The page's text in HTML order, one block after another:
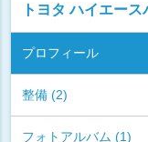
トヨタ ハイエース
プロフィール
整備 (2)
フォトアルバム (1)